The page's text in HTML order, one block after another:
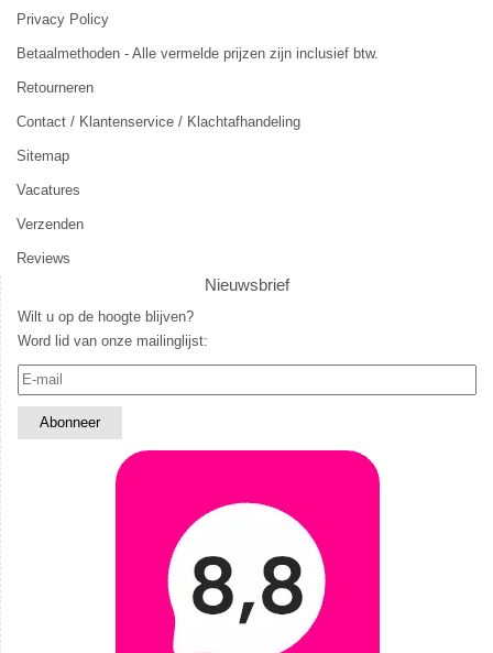
Privacy Policy
Betaalmethoden - Alle vermelde prijzen zijn inclusief btw.
Retourneren
Contact / Klantenservice / Klachtafhandeling
Sitemap
Vacatures
Verzenden
Reviews
Nieuwsbrief
Wilt u op de hoogte blijven?
Word lid van onze mailinglijst: